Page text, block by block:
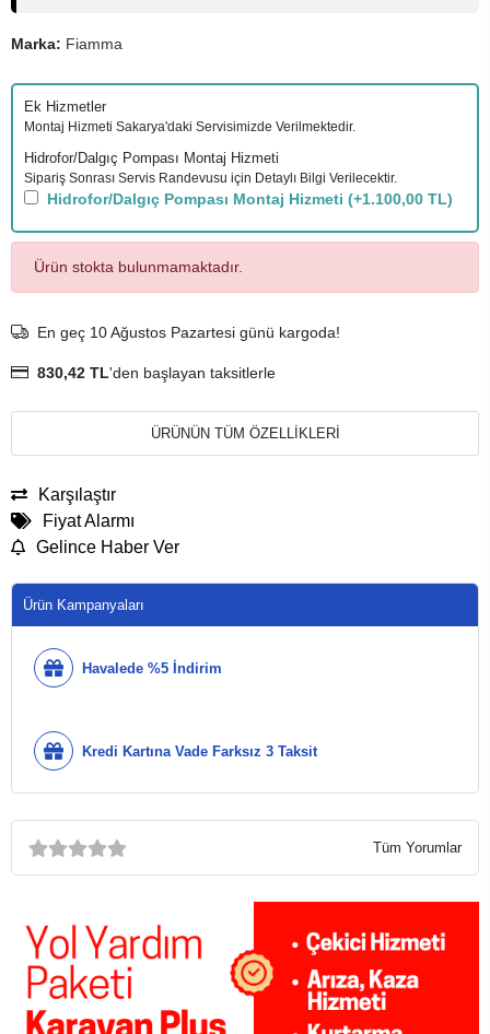
Marka: Fiamma
Ek Hizmetler
Montaj Hizmeti Sakarya'daki Servisimizde Verilmektedir.
Hidrofor/Dalgıç Pompası Montaj Hizmeti
Sipariş Sonrası Servis Randevusu için Detaylı Bilgi Verilecektir.
Hidrofor/Dalgıç Pompası Montaj Hizmeti (+1.100,00 TL)
Ürün stokta bulunmamaktadır.
En geç 10 Ağustos Pazartesi günü kargoda!
830,42 TL'den başlayan taksitlerle
ÜRÜNÜN TÜM ÖZELLİKLERİ
Karşılaştır
Fiyat Alarmı
Gelince Haber Ver
Ürün Kampanyaları
Havalede %5 İndirim
Kredi Kartına Vade Farksız 3 Taksit
Tüm Yorumlar